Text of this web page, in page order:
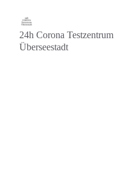
24h Corona Testzentrum
Überseestadt